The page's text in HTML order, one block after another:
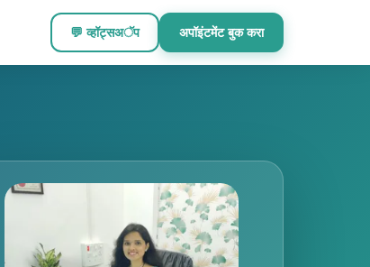
💬 व्हॉट्सअॅप अपॉइंटमेंट बुक करा